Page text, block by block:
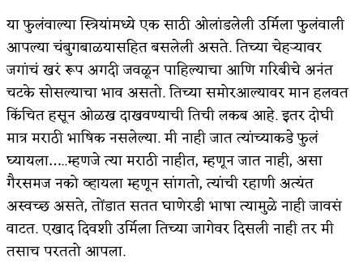
डेंग्यू: ताप उतरला म्हणजे धोका टळला असे नाही!
४ जुलै – इतिहासात घडलेल्या महत्त्वाच्या घटना
सुवर्ण – झळाळी
‘अर्थ’पूर्ण हास्य
अष्टपैलू : खंडू रांगणेकर
अपूर्ण कथा
बुडीच खटलं – संयुक्त कुटुंब का गरजेचं?
या फुलंवाल्या स्त्रियांमध्ये एक साठी ओलांडलेली उर्मिला फुलंवाली
आपल्या चंबुगबाळयासहित बसलेली असते. तिच्या चेहऱ्यावर
जगांचं खरं रूप अगदी जवळून पाहिल्याचा आणि गरिबीचे अनंत
चटके सोसल्याचा भाव असतो. तिच्या समोरआल्यावर मान हलवत
किंचित हसून ओळख दाखवण्याची तिची लकब आहे. इतर दोघी
मात्र मराठी भाषिक नसलेल्या. मी नाही जात त्यांच्याकडे फुलं
घ्यायला…..म्हणजे त्या मराठी नाहीत, म्हणून जात नाही, असा
गैरसमज नको व्हायला म्हणून सांगतो, त्यांची रहाणी अत्यंत
अस्वच्छ असते, तोंडात सतत घाणेरडी भाषा त्यामुळे नाही जावसं
वाटत. एखाद दिवशी उर्मिला तिच्या जागेवर दिसली नाही तर मी
तसाच परततो आपला.